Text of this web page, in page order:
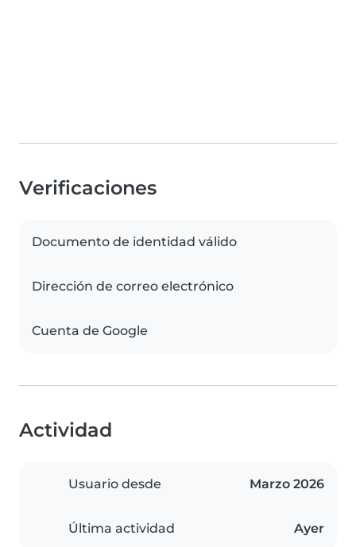
Verificaciones
Documento de identidad válido
Dirección de correo electrónico
Cuenta de Google
Actividad
Usuario desde Marzo 2026
Última actividad Ayer